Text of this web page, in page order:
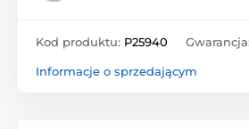
Kod produktu: P25940
Informacje o sprzedającym